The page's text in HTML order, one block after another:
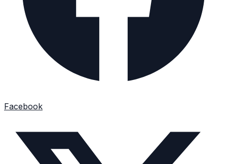
Facebook